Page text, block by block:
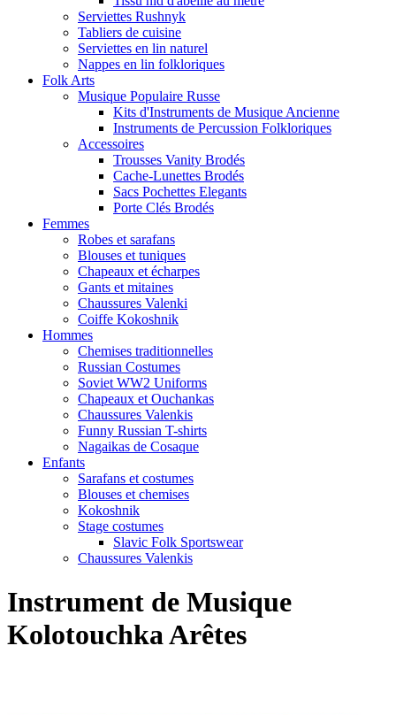
Serviettes Rushnyk
Tabliers de cuisine
Serviettes en lin naturel
Nappes en lin folkloriques
Folk Arts
Musique Populaire Russe
Kits d'Instruments de Musique Ancienne
Instruments de Percussion Folkloriques
Accessoires
Trousses Vanity Brodés
Cache-Lunettes Brodés
Sacs Pochettes Elegants
Porte Clés Brodés
Femmes
Robes et sarafans
Blouses et tuniques
Chapeaux et écharpes
Gants et mitaines
Chaussures Valenki
Coiffe Kokoshnik
Hommes
Chemises traditionnelles
Russian Costumes
Soviet WW2 Uniforms
Chapeaux et Ouchankas
Chaussures Valenkis
Funny Russian T-shirts
Nagaikas de Cosaque
Enfants
Sarafans et costumes
Blouses et chemises
Kokoshnik
Stage costumes
Slavic Folk Sportswear
Chaussures Valenkis
Instrument de Musique
Kolotouchka Arêtes